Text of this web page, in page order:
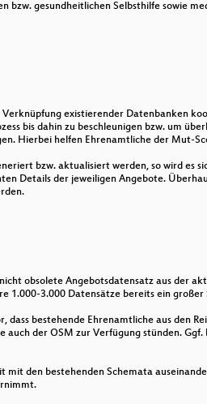
mit FOSS
Raums
und Bleeding Edge
Lage im Ukrainekrieg
Herausforderungen
gesundheitlichen Selbsthilfe sowie
existierender Datenbanken
bis dahin zu beschleunigen bzw. um
Hierbei helfen Ehrenamtliche der Mut-
bzw. aktualisiert werden, so wird es
Details der jeweiligen Angebote.
obsolete Angebotsdatensatz aus der
1.000-3.000 Datensätze bereits ein großer
dass bestehende Ehrenamtliche aus den
der OSM zur Verfügung stünden.
mit den bestehenden Schemata